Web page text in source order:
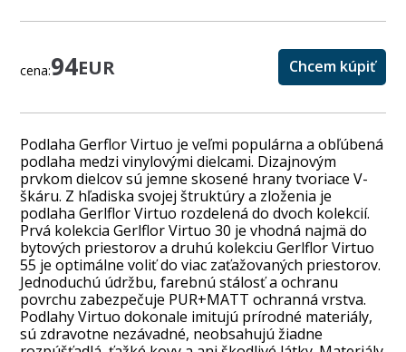
cena:94EUR Chcem kúpiť
Podlaha Gerflor Virtuo je veľmi populárna a obľúbená
podlaha medzi vinylovými dielcami. Dizajnovým
prvkom dielcov sú jemne skosené hrany tvoriace V-
škáru. Z hľadiska svojej štruktúry a zloženia je
podlaha Gerlflor Virtuo rozdelená do dvoch kolekcií.
Prvá kolekcia Gerlflor Virtuo 30 je vhodná najmä do
bytových priestorov a druhú kolekciu Gerlflor Virtuo
55 je optimálne voliť do viac zaťažovaných priestorov.
Jednoduchú údržbu, farebnú stálosť a ochranu
povrchu zabezpečuje PUR+MATT ochranná vrstva.
Podlahy Virtuo dokonale imitujú prírodné materiály,
sú zdravotne nezávadné, neobsahujú žiadne